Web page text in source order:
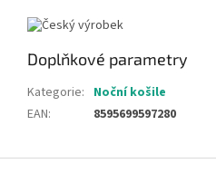
Doplňkové parametry
Kategorie: Noční košile
EAN: 8595699597280